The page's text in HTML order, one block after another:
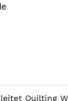
Quilting